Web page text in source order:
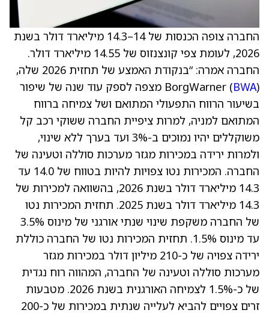
החברה צופה הכנסות של 14–14.3 מיליארד דולר בשנת
2026, לעומת צפי קונצנזוס של 14.55 מיליארד דולר.
החברה אמרה: “בנקודת האמצע של תחזית 2026 שלה,
BorgWarner (BWA
) מצפה לספק עוד שנה של שיפור
בשיעור הרווח התפעולי המתואם ושל צמיחה ברווח
המתואם למניה, למרות ציפיית החברה ששוקי רכב קל
משוקללים יהיו נמוכים ב-3% ועד בערך ללא שינוי,
ולמרות ירידה במכירות מגזר מערכות סוללה וטעינה של
החברה. המכירות נטו צפויות להיות בטווח של 14.0 עד
14.3 מיליארד דולר בשנת 2026, בהשוואה למכירות של
14.3 מיליארד דולר בשנת 2025. תחזית המכירות נטו
של החברה משקפת שינוי שנתי אורגני של מינוס 3.5%
עד מינוס 1.5%. תחזית המכירות נטו של החברה כוללת
ירידה צפויה של כ-210 מיליון דולר במכירות מגזר
מערכות סוללה וטעינה של החברה, המהווה רוח נגדית
של כ-1.5% לצמיחה האורגנית בשנת 2026. מטבעות
זרים צפויים להביא לעלייה שנתית במכירות של כ-200